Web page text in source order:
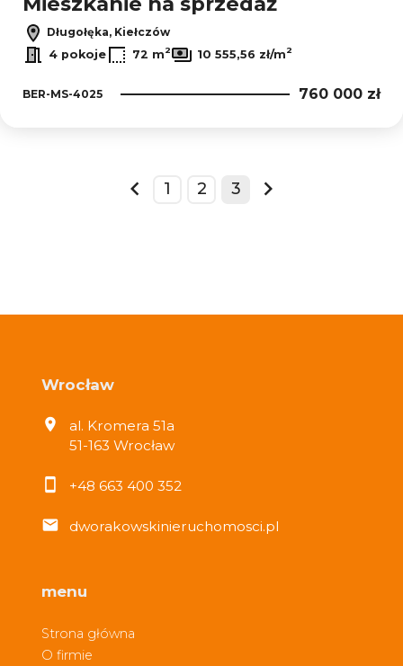
Długołęka, Kiełczów
4 pokoje
72 m2 10 555,56 zł/m2
BER-MS-4025 760 000 zł
prev
1 2 3
next
Wrocław
al. Kromera 51a
51-163 Wrocław
+48 663 400 352
dworakowskinieruchomosci.pl
menu
Strona główna
O firmie